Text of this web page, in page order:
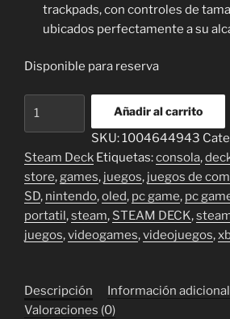
trackpads, con controles de
ubicados perfectamente a su
Disponible para reserva
de
512
Gb
cantidad
Añadir al carrito
SKU:1004644943
Steam Deck Etiquetas:consola,
store,games, juegos, juegos de
SD, nintendo,oled, pc game, pc
portatil,steam, STEAM DECK,
juegos,videogames,videojuegos,
Descripción
Información adicional
Valoraciones (0)